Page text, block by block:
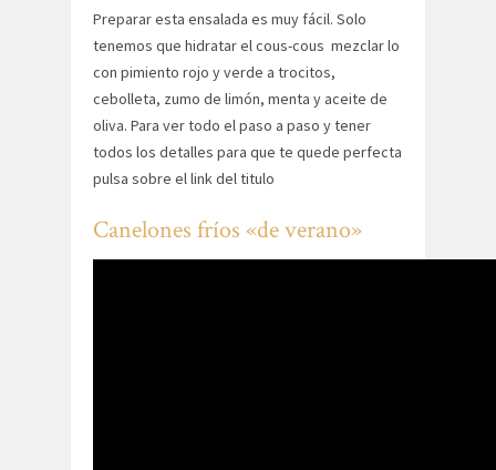
Preparar esta ensalada es muy fácil. Solo
tenemos que hidratar el cous-cous mezclar lo
con pimiento rojo y verde a trocitos,
cebolleta, zumo de limón, menta y aceite de
oliva. Para ver todo el paso a paso y tener
todos los detalles para que te quede perfecta
pulsa sobre el link del titulo
Canelones fríos «de verano»